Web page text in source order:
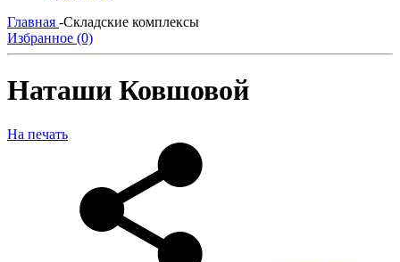
Главная -Складские комплексы
Избранное (0)
Наташи Ковшовой
На печать